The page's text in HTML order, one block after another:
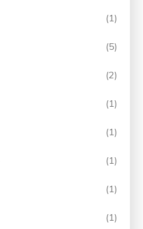
(1)
(5)
(2)
(1)
(1)
(1)
(1)
(1)